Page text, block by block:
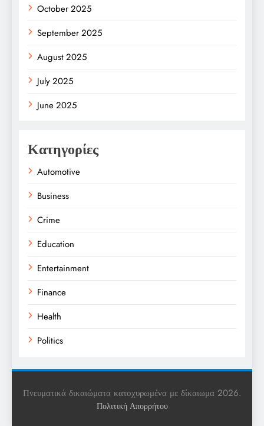
October 2025
September 2025
August 2025
July 2025
June 2025
Κατηγορίες
Automotive
Business
Crime
Education
Entertainment
Finance
Health
Politics
Science
Πνευματικά δικαιώματα κατοχυρωμένα με δίκαιωμα 2026.
Πολιτική Απορρήτου